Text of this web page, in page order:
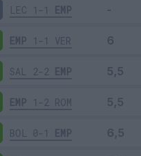
LEC 1-1 EMP
EMP 1-1 VER
SAL 2-2 EMP
EMP 1-2 ROM
BOL 0-1 EMP